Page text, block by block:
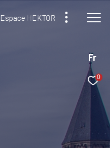
Fr
0
Espace HEKTOR